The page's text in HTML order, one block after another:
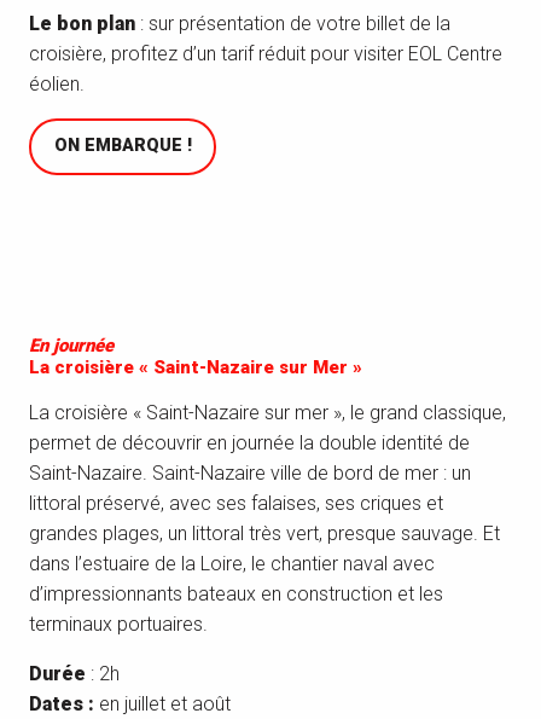
Le bon plan : sur présentation de votre billet de la
croisière, profitez d’un tarif réduit pour visiter EOL Centre
éolien.
ON EMBARQUE !
En journée
La croisière « Saint-Nazaire sur Mer »
La croisière « Saint-Nazaire sur mer », le grand classique,
permet de découvrir en journée la double identité de
Saint-Nazaire. Saint-Nazaire ville de bord de mer : un
littoral préservé, avec ses falaises, ses criques et
grandes plages, un littoral très vert, presque sauvage. Et
dans l’estuaire de la Loire, le chantier naval avec
d’impressionnants bateaux en construction et les
terminaux portuaires.
Durée : 2h
Dates : en juillet et août